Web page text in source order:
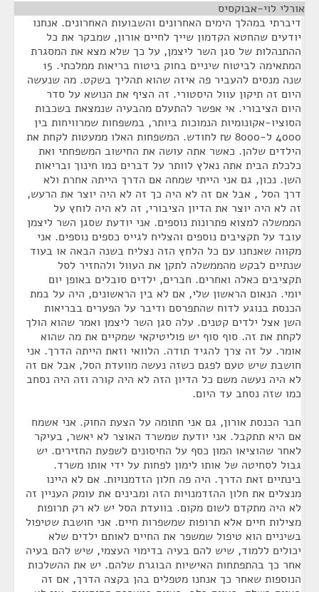
אורלי לוי-אבוקסיס
דיברתי במהלך הימים האחרונים והשבועות האחרונים. אנחנו
יודעים שהחטא הקדמון שייך לחיים אורון, שמבקר את כל
ההתנהלות של סגן השר ליצמן, על כך שלא מצא את המסגרת
המתאימה לביטוח שיניים בחוק ביטוח בריאות ממלכתי. 15
שנה מנסים להעביר פה איזה שהוא תהליך בשקט. מה שנעשה
היום זה תיקון עוול היסטורי. זה הציף את הנושא על סדר
היום הציבורי. אי אפשר להתעלם מהבעיה שנמצאת בשכבות
הסוציו-אקונומיות הנמוכות ביותר, במשפחות שמרוויחות בין
4000 ל-8000 ₪ לחודש. המשפחות האלו ממעטות לקחת את
הילדים שלהן. כאשר אתה עושה את החישוב המשפחתי ואת
כלכלת הבית אתה נאלץ לוותר על דברים כמו חינוך ובריאות
השן. נכון, גם אני הייתי שמחה אם הדרך הייתה אחרת ולא
דרך הסל , אבל אם זה לא היה כך זה לא היה יוצר את הרעש,
זה לא היה יוצר את הדיון הציבורי, זה לא היה לוחץ על
הממשלה למצוא פתרונות נוספים. אני יודעת שסגן השר ליצמן
עובד על תקציבים נוספים והצליח לגייס כספים נוספים. אני
מקווה שאנחנו עם כל הלחץ הזה נצליח בשנה הבאה או בעוד
שנתיים לבקש מהממשלה לתקן את העוול ולהחזיר לסל
תקציבים כאלה ואחרים. חברים, ילדים סובלים באופן יום
יומי. הנאום הראשון שלי, אם לא בין הראשונים, היה על במת
הכנסת בנוגע לדוח שהתפרסם ודיבר על הפערים בבריאות
השן אצל ילדים קטנים. עלה סגן השר ליצמן ואמר שהוא הולך
לקחת את זה. סוף סוף יש פוליטיקאי שמקיים את מה שהוא
אומר. על זה צרך להגיד תודה. הלוואי וזאת הייתה הדרך. אני
חושבת שיש טעם לפגם כשזה נעשה מוועדת הסל, אבל אם זה
לא היה נעשה משם כל הדיון הזה לא היה קורה וזה היה נסחב
כמו שזה נסחב עד היום.
חבר הכנסת אורון, גם אני חתומה על הצעת החוק. אני אשמח
אם היא תתקבל. אני יודעת שמשרד האוצר לא יאשר, בעיקר
לאחר שהוציאו המון כסף על החיסונים לשפעת החזירים. יש
גבול לסחיטה של אותו לימון לפחות על ידי אותו משרד.
בינתיים זאת הדרך. היה פה חלון הזדמנויות. אם לא היינו
מנצלים את חלון ההזדמנויות הזה ומבינים את עומק העניין זה
לא היה מתקדם לשום מקום. בוועדת הסל יש לא רק תרופות
מצילות חיים אלא תרופות שמשפרות חיים. אני חושבת שטיפול
בשיניים הוא טיפול שמשפר את החיים לאותם ילדים שלא
יכולים ללמוד, שיש להם בעיה בדימוי העצמי, שיש להם בעיה
אחר כך בהתפתחות האישיות הבוגרת שלהם. יש את ההשלכות
הנוספות שאחר כך אנחנו מטפלים בהן בקצה הדרך, אם זה